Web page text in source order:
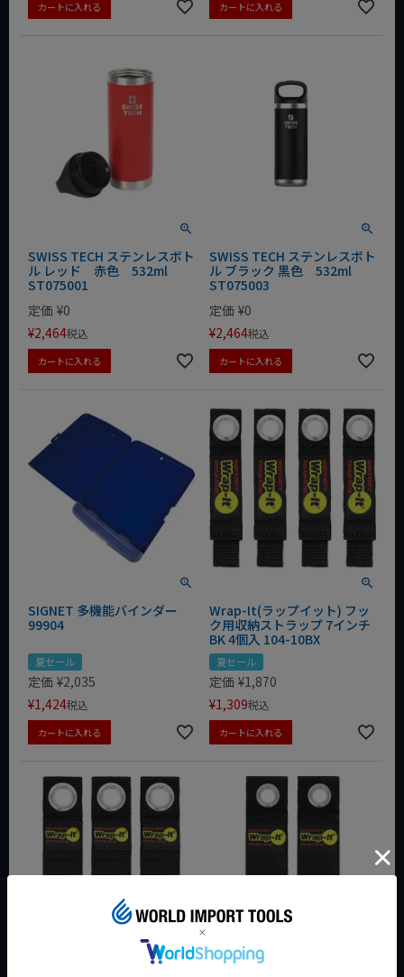
カートに入れる カートに入れる
SWISS TECH ステンレスボト
ル レッド 赤色 532ml
ST075001
定価 ¥0
¥2,464税込
カートに入れる
SWISS TECH ステンレスボト
ル ブラック 黒色 532ml
ST075003
定価 ¥0
¥2,464税込
カートに入れる
SIGNET 多機能バインダー
99904
夏セール
定価 ¥2,035
¥1,424税込
カートに入れる
Wrap-It(ラップイット) フッ
ク用収納ストラップ 7インチ
BK 4個入 104-10BX
夏セール
定価 ¥1,870
¥1,309税込
カートに入れる